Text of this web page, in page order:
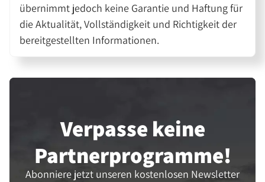
übernimmt jedoch keine Garantie und Haftung für
die Aktualität, Vollständigkeit und Richtigkeit der
bereitgestellten Informationen.
Verpasse keine
Partner­programme!
Abonniere jetzt unseren kostenlosen Newsletter